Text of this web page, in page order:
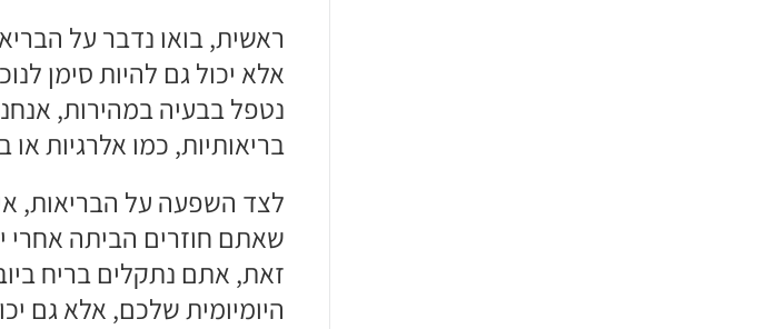
ראשית, בואו נדבר על
אלא יכול גם להיות סימן
נטפל בבעיה במהירות,
בריאותיות, כמו אלרגיות או
לצד השפעה על הבריאות,
שאתם חוזרים הביתה אחרי
זאת, אתם נתקלים בריח
היומיומית שלכם, אלא גם